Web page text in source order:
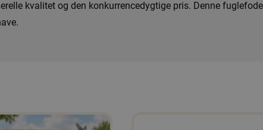
kvalitet og den konkurrencedygtige pris. Denne